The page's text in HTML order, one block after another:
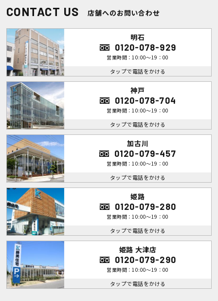
CONTACT US 店舗へのお問い合わせ
明石
0120-078-929
営業時間：10:00～19：00
タップで電話をかける
神戸
0120-078-704
営業時間：10:00～19：00
タップで電話をかける
加古川
0120-079-457
営業時間：10:00～19：00
タップで電話をかける
姫路
0120-079-280
営業時間：10:00～19：00
タップで電話をかける
姫路 大津店
0120-079-290
営業時間：10:00～19：00
タップで電話をかける